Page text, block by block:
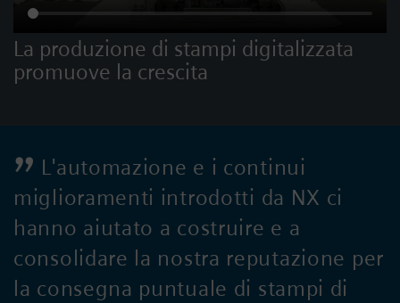
La produzione di stampi digitalizzata
promuove la crescita
L'automazione e i continui
miglioramenti introdotti da NX ci
hanno aiutato a costruire e a
consolidare la nostra reputazione per
la consegna puntuale di stampi di